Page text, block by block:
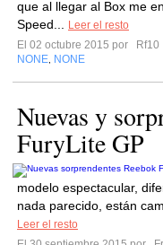
que al llegar al Box me
Speed...
Leer el resto
El 02 octubre 2015 por
Rf10
NONE NONE
Nuevas y
FuryLite GP
modelo espectacular,
nada parecido, están
Leer el resto